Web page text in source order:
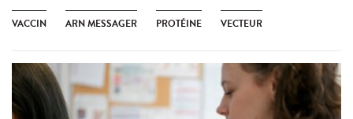
VACCIN ARN MESSAGER PROTÉINE VECTEUR